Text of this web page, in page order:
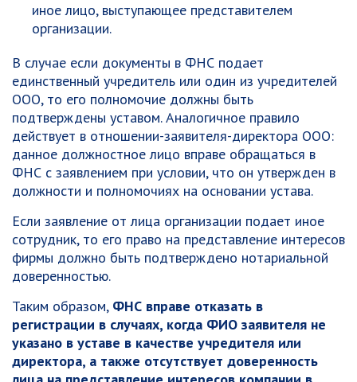
иное лицо, выступающее представителем
организации.
В случае если документы в ФНС подает
единственный учредитель или один из учредителей
ООО, то его полномочие должны быть
подтверждены уставом. Аналогичное правило
действует в отношении-заявителя-директора ООО:
данное должностное лицо вправе обращаться в
ФНС с заявлением при условии, что он утвержден в
должности и полномочиях на основании устава.
Если заявление от лица организации подает иное
сотрудник, то его право на представление интересов
фирмы должно быть подтверждено нотариальной
доверенностью.
Таким образом, ФНС вправе отказать в
регистрации в случаях, когда ФИО заявителя не
указано в уставе в качестве учредителя или
директора, а также отсутствует доверенность